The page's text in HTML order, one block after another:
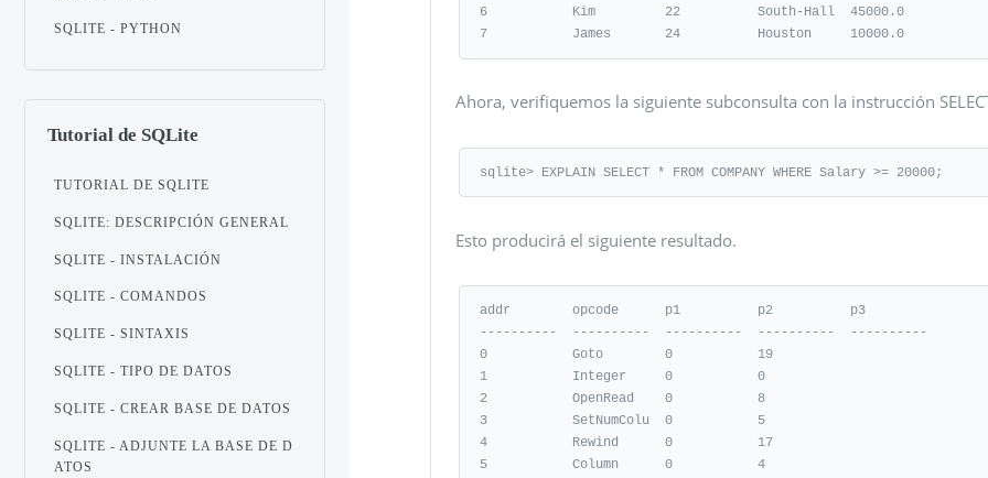
6           Kim         22          South-Hall  45000.0
7           James       24          Houston     10000.0
Ahora, verifiquemos la siguiente subconsulta con la instrucción
sqlite> EXPLAIN SELECT * FROM COMPANY WHERE Salary >= 20000;
Esto producirá el siguiente resultado.
addr        opcode      p1          p2          p3
----------  ----------  ----------  ----------  ----------
0           Goto        0           19
1           Integer     0           0
2           OpenRead    0           8
3           SetNumColu  0           5
4           Rewind      0           17
5           Column      0           4
SQLITE - PYTHON
Tutorial de SQLite
TUTORIAL DE SQLITE
SQLITE: DESCRIPCIÓN GENERAL
SQLITE - INSTALACIÓN
SQLITE - COMANDOS
SQLITE - SINTAXIS
SQLITE - TIPO DE DATOS
SQLITE - CREAR BASE DE DATOS
SQLITE - ADJUNTE LA BASE DE D
ATOS